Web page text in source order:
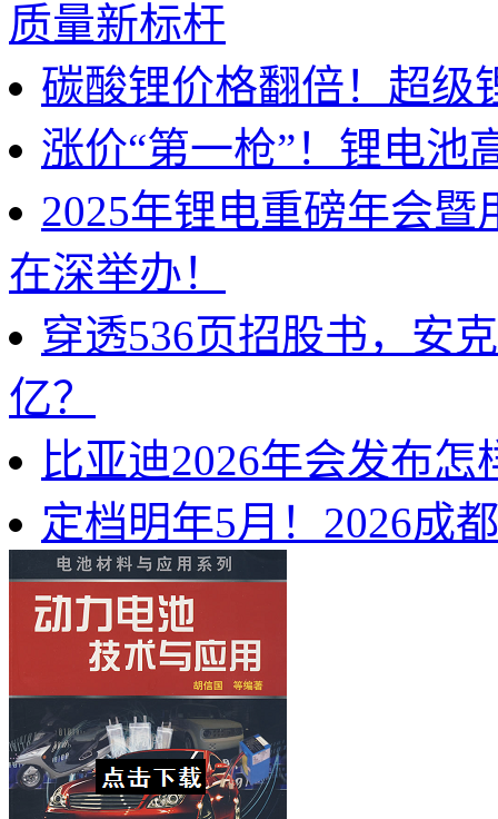
质量新标杆
碳酸锂价格翻倍！超级
涨价“第一枪”！锂电池
2025年锂电重磅年会
在深举办！
穿透536页招股书，安
亿？
比亚迪2026年会发布
定档明年5月！2026成